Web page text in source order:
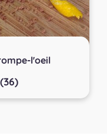
l'oeil
(36)